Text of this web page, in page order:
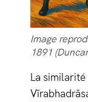
Image
1891
La